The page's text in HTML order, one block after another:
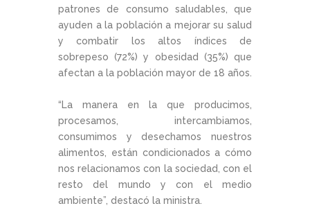
patrones de consumo saludables, que
ayuden a la población a mejorar su salud
y combatir los altos índices de
sobrepeso (72%) y obesidad (35%) que
afectan a la población mayor de 18 años.
“La manera en la que producimos,
procesamos, intercambiamos,
consumimos y desechamos nuestros
alimentos, están condicionados a cómo
nos relacionamos con la sociedad, con el
resto del mundo y con el medio
ambiente”, destacó la ministra.